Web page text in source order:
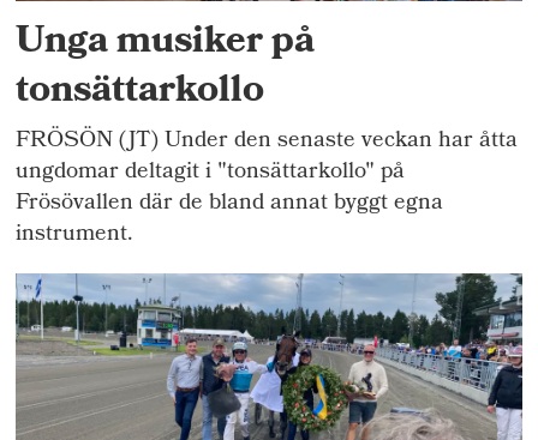
Unga musiker på
tonsättarkollo
FRÖSÖN (JT) Under den senaste veckan har åtta
ungdomar deltagit i "tonsättarkollo" på
Frösövallen där de bland annat byggt egna
instrument.